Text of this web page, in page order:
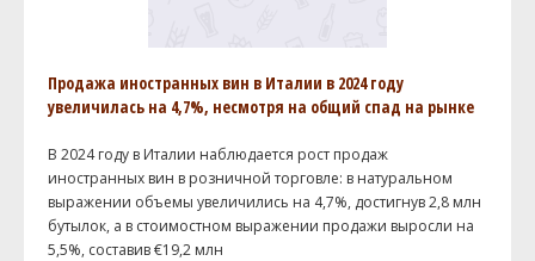
Продажа иностранных вин в Италии в 2024 году
увеличилась на 4,7%, несмотря на общий спад на рынке
В 2024 году в Италии наблюдается рост продаж
иностранных вин в розничной торговле: в натуральном
выражении объемы увеличились на 4,7%, достигнув 2,8 млн
бутылок, а в стоимостном выражении продажи выросли на
5,5%, составив €19,2 млн